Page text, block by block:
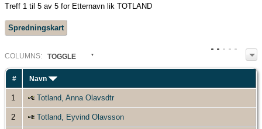
Treff 1 til 5 av 5 for Etternavn lik TOTLAND
Spredningskart
COLUMN S: TOGGLE
# Navn
1 Totland, Anna Olavsdtr
2 Totland, Eyvind Olavsson